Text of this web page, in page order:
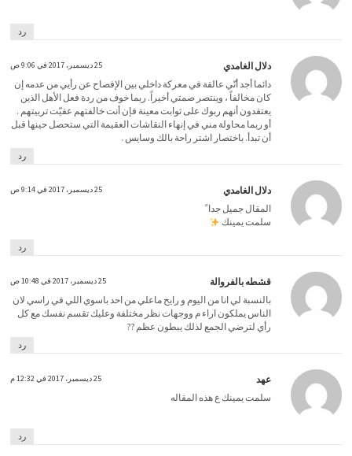
رد
دلال الغامدي 25 ديسمبر، 2017 في 9:06 ص
دائما أجد أنّي عالقة في معركة داخلي بين الإفصاح عن رأيي من عدمه إن
كان مخالفاً ، وينتصر صمتي أخيراً. ربما خوف من ردة فعل الأهل الذين
يعتقدون أنهم ربوك على ثوابت معينة فإن أنت خالفتهم عقيّت تربيتهم .
أو ربما محاولة مني في إنهاء النقاشات العقيمة التي ستحصل حينها قبل
أن تبدأ. باختصار اشتر راحة بالك وسايس .
رد
دلال الغامدي 25 ديسمبر، 2017 في 9:14 ص
المقال جميل جدا ً
سلمت يمينك
رد
قشطه بالفروالة 25 ديسمبر، 2017 في 10:48 ص
بالنسبة لي انا من اليوم و رايح ماعلي من احد باسوي اللي في راسي لان
الناس يملكون اراء م ووجهات نظر مختلفة وعليك تقسم نفسك مع كل
رأي لترضي الجمع لذلك يبطون عظم ??
رد
عهد 25 ديسمبر، 2017 في 12:32 م
سلمت يمينك ع هذه المقاله
رد